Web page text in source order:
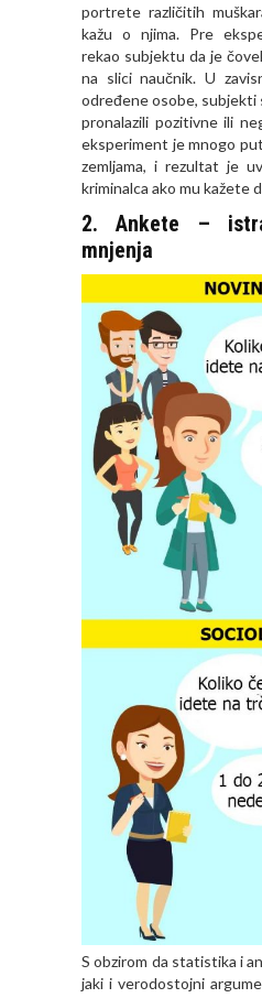
portrete različitih
kažu o njima. Pre
rekao subjektu da je
na slici naučnik. U
određene osobe, subjekti
pronalazili pozitivne ili
eksperiment je mnogo
zemljama, i rezultat je
kriminalca ako mu kažete
2. Ankete –
mnjenja
S obzirom da statistika i
jaki i verodostojni